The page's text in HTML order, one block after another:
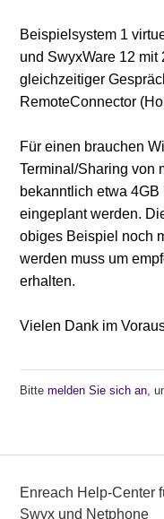
Beispielsystem 1
und SwyxWare 12 mit
gleichzeitiger
RemoteConnector
Für einen brauchen
Terminal/Sharing von
bekanntlich etwa
eingeplant werden.
obiges Beispiel noch
werden muss um
erhalten.
Vielen Dank im
Bittemelden Sie sich an ,
Enreach Help-Center
Swyx und Netphone